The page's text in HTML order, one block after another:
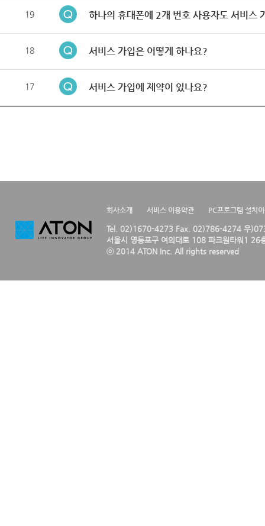
19 하나의 휴대폰에 2개 번호 사용자도 서비스
18 서비스 가입은 어떻게 하나요?
17 서비스 가입에 제약이 있나요?
회사소개 서비스 이용약관 PC프로그램 설치
Tel. 02)1670-4273 Fax. 02)786-4274 우
서울시 영등포구 여의대로 108 파크원타워1 26
ⓒ 2014 ATON Inc. All rights reserved